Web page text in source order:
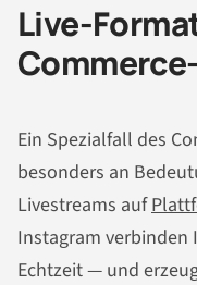
Live-
Ein Spezialfall des
besonders an
Livestreams auf
Instagram
Echtzeit — und